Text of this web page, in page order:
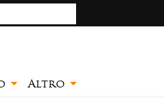
sito
Altro